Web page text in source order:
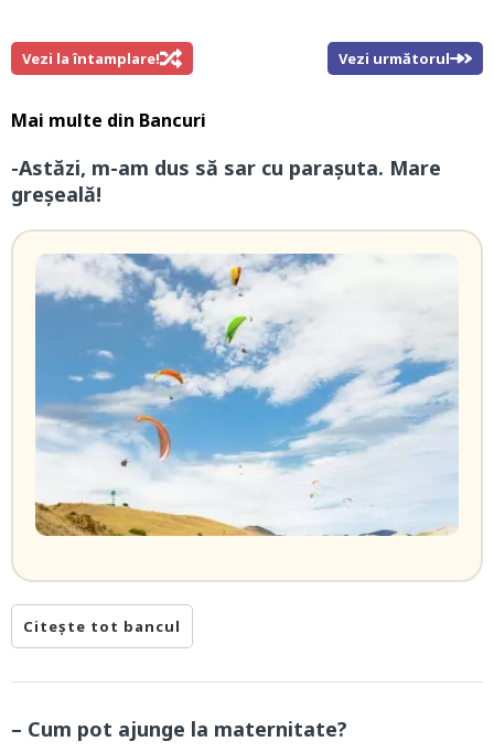
Vezi la întamplare! Vezi următorul
Mai multe din Bancuri
-Astăzi, m-am dus să sar cu parașuta. Mare
greșeală!
Citește tot bancul
– Cum pot ajunge la maternitate?